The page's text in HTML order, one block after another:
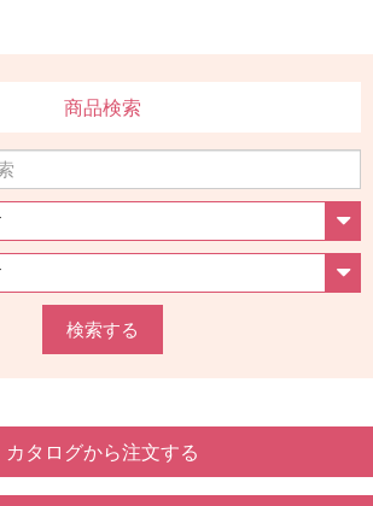
商品検索
検索する
カタログから注文する